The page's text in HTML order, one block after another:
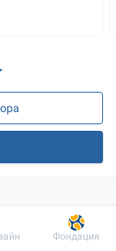
Фондация